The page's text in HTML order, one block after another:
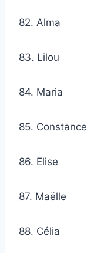
82. Alma
83. Lilou
84. Maria
85. Constance
86. Elise
87. Maëlle
88. Célia